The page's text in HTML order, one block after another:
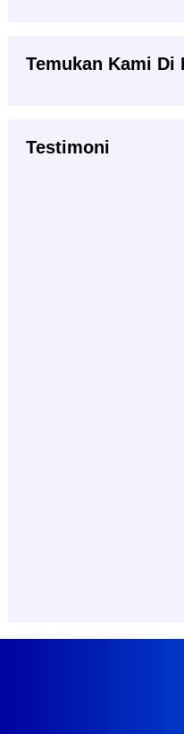
Temukan Kami Di
Testimoni